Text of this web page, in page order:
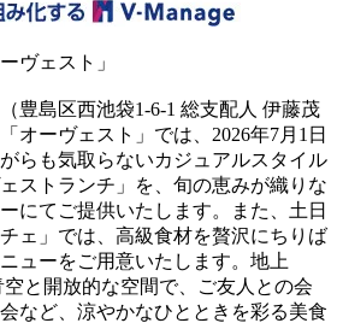
ヴェスト」
豊島区西池袋1-6-1 総支配人 伊藤茂
オーヴェスト」では、2026年7月1日
らも気取らないカジュアルスタイル
ストランチ」を、旬の恵みが織りな
にてご提供いたします。また、土日
ェ」では、高級食材を贅沢にちりば
ューをご用意いたします。地上
空と開放的な空間で、ご友人との会
など、涼やかなひとときを彩る美食